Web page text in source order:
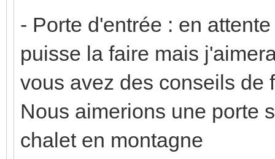
- Porte d'entrée : en
puisse la faire mais
vous avez des conseils de
Nous aimerions une porte
chalet en montagne